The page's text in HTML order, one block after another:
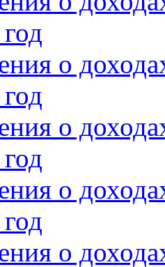
о
о
о
о